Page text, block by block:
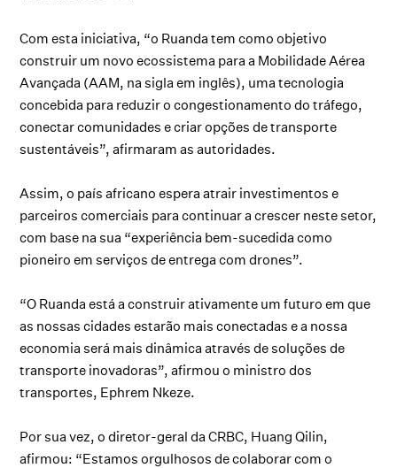
Com esta iniciativa, “o Ruanda tem como objetivo
construir um novo ecossistema para a Mobilidade Aérea
Avançada (AAM, na sigla em inglês), uma tecnologia
concebida para reduzir o congestionamento do tráfego,
conectar comunidades e criar opções de transporte
sustentáveis”, afirmaram as autoridades.
Assim, o país africano espera atrair investimentos e
parceiros comerciais para continuar a crescer neste setor,
com base na sua “experiência bem-sucedida como
pioneiro em serviços de entrega com drones”.
“O Ruanda está a construir ativamente um futuro em que
as nossas cidades estarão mais conectadas e a nossa
economia será mais dinâmica através de soluções de
transporte inovadoras”, afirmou o ministro dos
transportes, Ephrem Nkeze.
Por sua vez, o diretor-geral da CRBC, Huang Qilin,
afirmou: “Estamos orgulhosos de colaborar com o